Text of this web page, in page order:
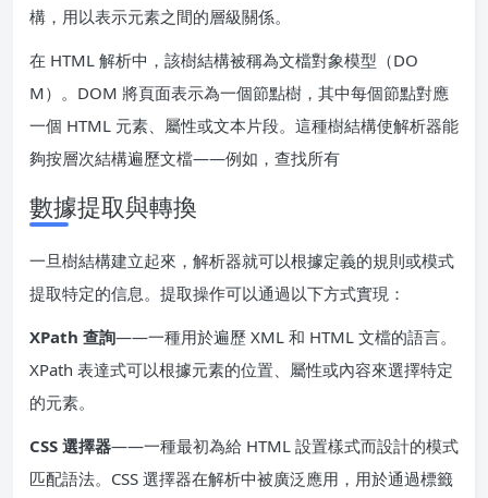
構，用以表示元素之間的層級關係。
在 HTML 解析中，該樹結構被稱為文檔對象模型（DO
M）。DOM 將頁面表示為一個節點樹，其中每個節點對應
一個 HTML 元素、屬性或文本片段。這種樹結構使解析器能
夠按層次結構遍歷文檔——例如，查找所有
數據提取與轉換
一旦樹結構建立起來，解析器就可以根據定義的規則或模式
提取特定的信息。提取操作可以通過以下方式實現：
XPath 查詢——一種用於遍歷 XML 和 HTML 文檔的語言。
XPath 表達式可以根據元素的位置、屬性或內容來選擇特定
的元素。
CSS 選擇器——一種最初為給 HTML 設置樣式而設計的模式
匹配語法。CSS 選擇器在解析中被廣泛應用，用於通過標籤